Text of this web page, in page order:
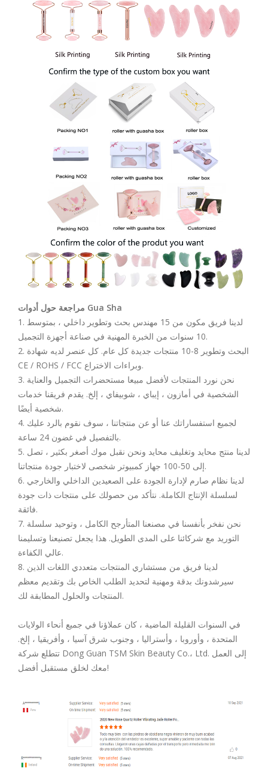
مراجعة حول أدوات Gua Sha
1. لدينا فريق مكون من 15 مهندس بحث وتطوير داخلي ، بمتوسط
10 سنوات من الخبرة المهنية في صناعة أجهزة التجميل.
2. البحث وتطوير 8-10 منتجات جديدة كل عام. كل عنصر لديه شهادة
CE / ROHS / FCC وبراءات الاختراع.
3. نحن نورد المنتجات لأفضل مبيعا مستحضرات التجميل والعناية
الشخصية في أمازون ، إيباي ، شوبيفاي ، إلخ. يقدم فريقنا خدمات
شخصية أيضًا.
4. لجميع استفساراتك عنا أو عن منتجاتنا ، سوف نقوم بالرد عليك
بالتفصيل في غضون 24 ساعة.
5. لدينا منتج محايد وتغليف محايد ونحن نقبل موك أصغر بكثير ، تصل
إلى 50-100 جهاز كمبيوتر شخصى لاختبار جودة منتجاتنا.
6. لدينا نظام صارم لإدارة الجودة على الصعيدين الداخلي والخارجي
لسلسلة الإنتاج الكاملة. نتأكد من حصولك على منتجات ذات جودة
فائقة.
7. نحن نفخر بأنفسنا في مصنعنا المتأرجح الكامل ، وتوحيد سلسلة
التوريد مع شركائنا على المدى الطويل. هذا يجعل تصنيعنا وتسليمنا
عالي الكفاءة.
8. لدينا فريق من مستشاري المنتجات متعددي اللغات الذين
سيرشدونك بدقة ومهنية لتحديد الطلب الخاص بك وتقديم معظم
المنتجات والحلول المطابقة لك.
في السنوات القليلة الماضية ، كان عملاؤنا في جميع أنحاء الولايات
المتحدة ، وأوروبا ، وأستراليا ، وجنوب شرق آسيا ، وأفريقيا ، إلخ.
تتطلع شركة Dong Guan TSM Skin Beauty Co.، Ltd. إلى العمل
معك لخلق مستقبل أفضل!